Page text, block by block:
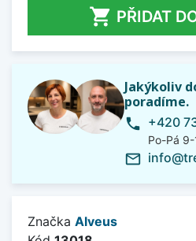
 PŘIDAT
Jakýkoliv
poradíme.
phone +420
Po-Pá
mail_outline
Značka Alveus